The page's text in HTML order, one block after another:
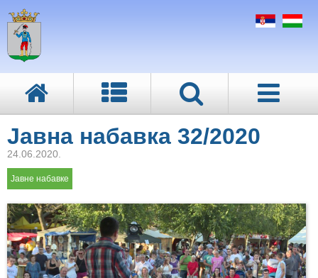
Јавна набавка 32/2020
24.06.2020.
Јавне набавке